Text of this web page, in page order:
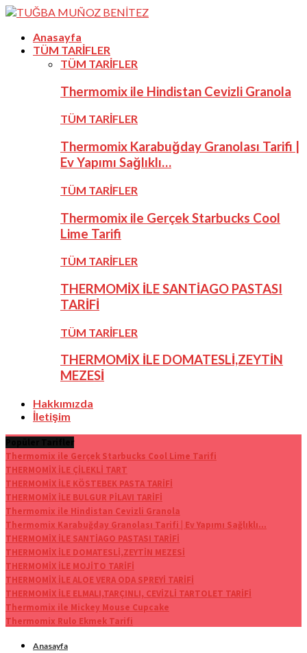
Anasayfa
TÜM TARİFLER
TÜM TARİFLER
Thermomix ile Hindistan Cevizli Granola
TÜM TARİFLER
Thermomix Karabuğday Granolası Tarifi |
Ev Yapımı Sağlıklı…
TÜM TARİFLER
Thermomix ile Gerçek Starbucks Cool
Lime Tarifi
TÜM TARİFLER
THERMOMİX İLE SANTİAGO PASTASI
TARİFİ
TÜM TARİFLER
THERMOMİX İLE DOMATESLİ,ZEYTİN
MEZESİ
Hakkımızda
İletişim
Thermomix ile Gerçek Starbucks Cool Lime Tarifi
THERMOMİX İLE ÇİLEKLİ TART
THERMOMİX İLE KÖSTEBEK PASTA TARİFİ
THERMOMİX İLE BULGUR PİLAVI TARİFİ
Thermomix ile Hindistan Cevizli Granola
Thermomix Karabuğday Granolası Tarifi | Ev Yapımı Sağlıklı...
THERMOMİX İLE SANTİAGO PASTASI TARİFİ
THERMOMİX İLE DOMATESLİ,ZEYTİN MEZESİ
THERMOMİX İLE MOJİTO TARİFİ
THERMOMİX İLE ALOE VERA ODA SPREYİ TARİFİ
THERMOMİX İLE ELMALI,TARÇINLI, CEVİZLİ TARTOLET TARİFİ
Thermomix ile Mickey Mouse Cupcake
Thermomix Rulo Ekmek Tarifi
Anasayfa